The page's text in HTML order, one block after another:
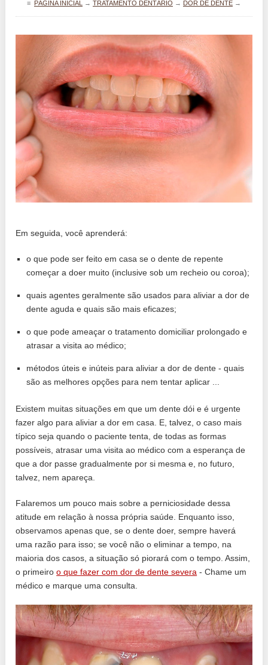
≡ PÁGINA INICIAL → TRATAMENTO DENTÁRIO → DOR DE DENTE→
Em seguida, você aprenderá:
o que pode ser feito em casa se o dente de repente
começar a doer muito (inclusive sob um recheio ou coroa);
quais agentes geralmente são usados ​​para aliviar a dor de
dente aguda e quais são mais eficazes;
o que pode ameaçar o tratamento domiciliar prolongado e
atrasar a visita ao médico;
métodos úteis e inúteis para aliviar a dor de dente - quais
são as melhores opções para nem tentar aplicar ...
Existem muitas situações em que um dente dói e é urgente
fazer algo para aliviar a dor em casa. E, talvez, o caso mais
típico seja quando o paciente tenta, de todas as formas
possíveis, atrasar uma visita ao médico com a esperança de
que a dor passe gradualmente por si mesma e, no futuro,
talvez, nem apareça.
Falaremos um pouco mais sobre a perniciosidade dessa
atitude em relação à nossa própria saúde. Enquanto isso,
observamos apenas que, se o dente doer, sempre haverá
uma razão para isso; se você não o eliminar a tempo, na
maioria dos casos, a situação só piorará com o tempo. Assim,
o primeiroo que fazer com dor de dente severa - Chame um
médico e marque uma consulta.